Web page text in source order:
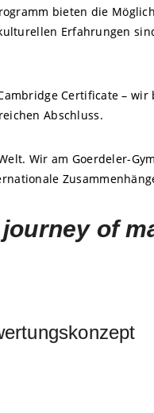
bieten die
Erfahrungen
Certificate –
Abschluss.
Wir am Goerdeler-
of